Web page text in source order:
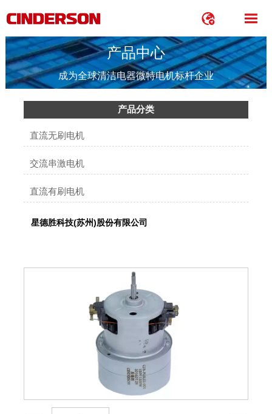
 
产品中心
成为全球清洁电器微特电机标杆企业
产品分类
直流无刷电机
交流串激电机
直流有刷电机
星德胜科技(苏州)股份有限公司